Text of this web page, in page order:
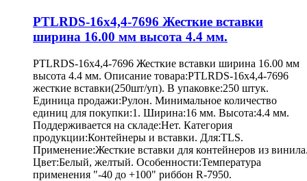
PTLRDS-16x4,4-7696 Жесткие вставки
ширина 16.00 мм высота 4.4 мм.
PTLRDS-16x4,4-7696 Жесткие вставки ширина 16.00 мм
высота 4.4 мм. Описание товара:PTLRDS-16x4,4-7696
жесткие вставки(250шт/уп). В упаковке:250 штук.
Единица продажи:Рулон. Минимальное количество
единиц для покупки:1. Ширина:16 мм. Высота:4.4 мм.
Поддерживается на складе:Нет. Категория
продукции:Контейнеры и вставки. Для:TLS.
Применение:Жесткие вставки для контейнеров из
Цвет:Белый, желтый. Особенности:Температура
применения "-40 до +100" риббон R-7950.